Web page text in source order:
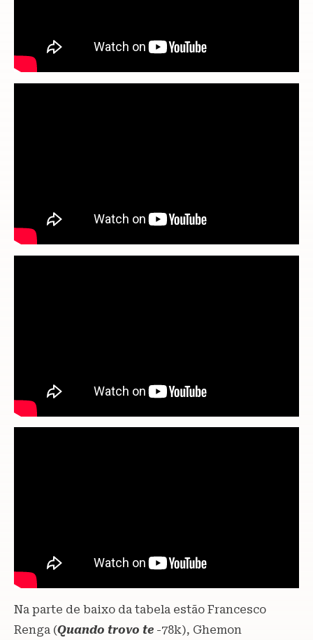
Na parte de baixo da tabela estão Francesco
Renga (Quando trovo te -78k), Ghemon